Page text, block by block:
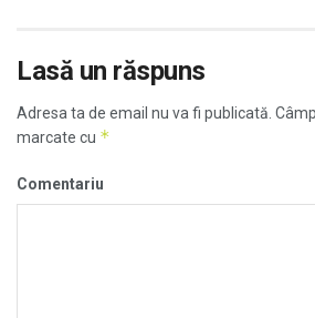
Lasă un răspuns
Adresa ta de email nu va fi publicată.
marcate cu *
Comentariu